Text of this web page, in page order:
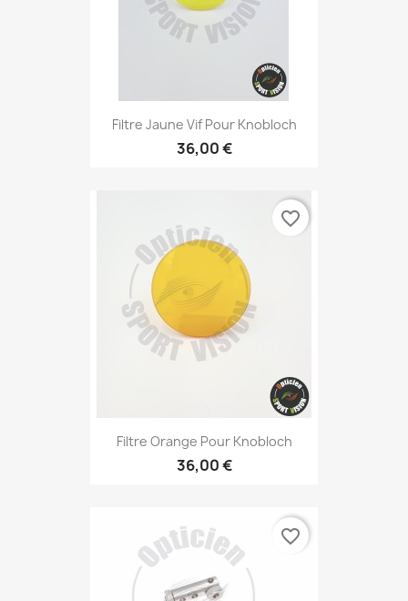
Filtre Jaune Vif Pour Knobloch
36,00 €
Filtre Orange Pour Knobloch
36,00 €
favorite_border
favorite_border